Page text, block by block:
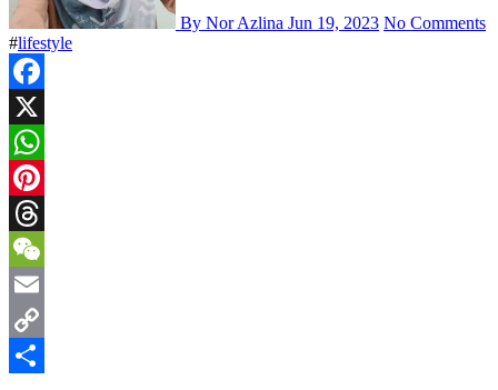
By Nor Azlina Jun 19, 2023 No Comments
#lifestyle
Facebook
X
WhatsApp
Pinterest
Threads
WeChat
Email
Copy